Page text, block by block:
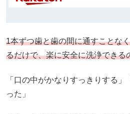
1本ずつ歯と歯の間に通すことな
るだけで、楽に安全に洗浄できる
「口の中がかなりすっきりする
った」